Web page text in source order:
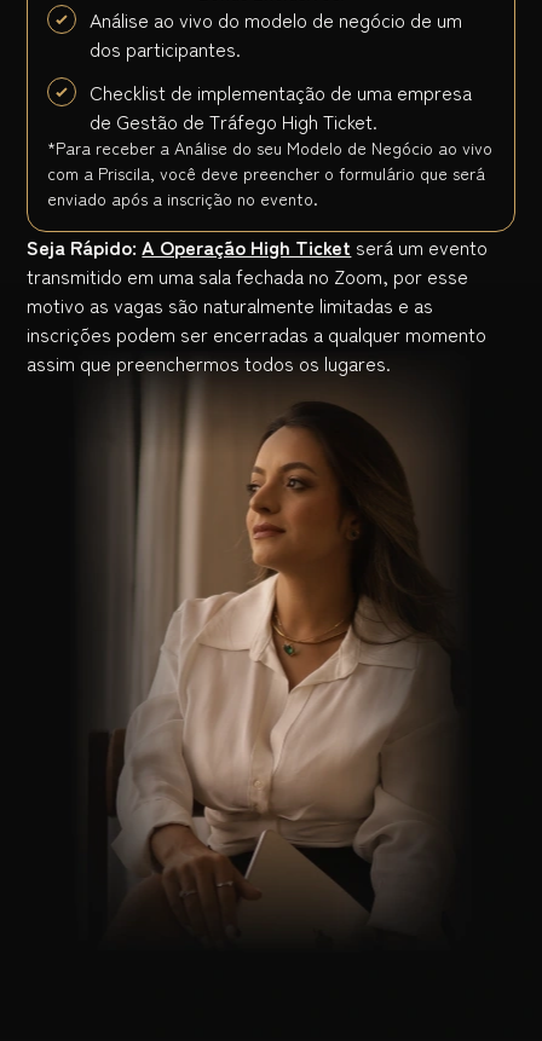
Análise ao vivo do modelo de negócio de um
dos participantes.
Checklist de implementação de uma empresa
de Gestão de Tráfego High Ticket.
*Para receber a Análise do seu Modelo de Negócio ao vivo
com a Priscila, você deve preencher o formulário que será
enviado após a inscrição no evento.
Seja Rápido: A Operação High Ticket será um evento
transmitido em uma sala fechada no Zoom, por esse
motivo as vagas são naturalmente limitadas e as
inscrições podem ser encerradas a qualquer momento
assim que preenchermos todos os lugares.